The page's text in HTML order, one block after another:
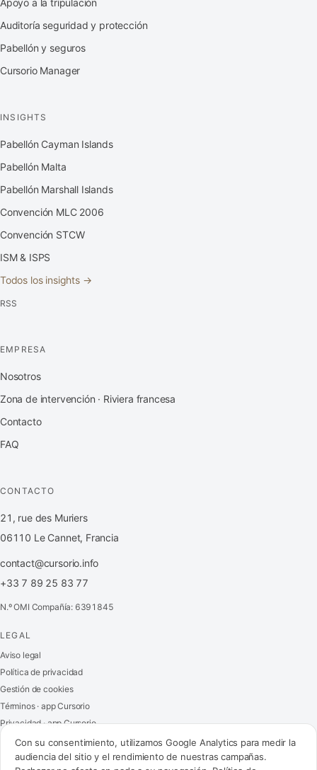
Apoyo a la tripulación
Auditoría seguridad y protección
Pabellón y seguros
Cursorio Manager
INSIGHTS
Pabellón Cayman Islands
Pabellón Malta
Pabellón Marshall Islands
Convención MLC 2006
Convención STCW
ISM & ISPS
Todos los insights →
RSS
EMPRESA
Nosotros
Zona de intervención · Riviera francesa
Contacto
FAQ
CONTACTO
21, rue des Muriers
06110 Le Cannet, Francia
contact@cursorio.info
+33 7 89 25 83 77
N.º OMI Compañía: 6391845
LEGAL
Aviso legal
Política de privacidad
Gestión de cookies
Términos · app Cursorio
Privacidad · app Cursorio
Con su consentimiento, utilizamos Google Analytics para medir la
audiencia del sitio y el rendimiento de nuestras campañas.